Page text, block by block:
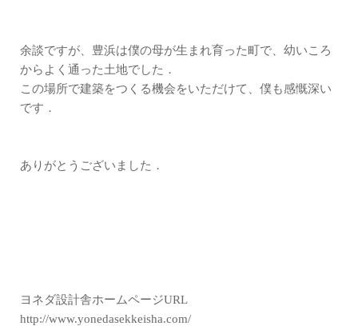
余談ですが、豊浜は僕の母が生まれ育った町で、幼いころ
からよく通った土地でした．
この場所で建築をつくる機会をいただけて、僕も感慨深い
です．
ありがとうございました．
ヨネダ設計舎ホームページURL
http://www.yonedasekkeisha.com/